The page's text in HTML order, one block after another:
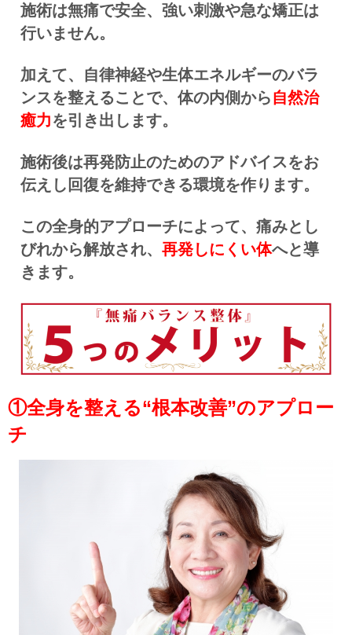
施術は無痛で安全、強い刺激や急な矯正は
行いません。
加えて、自律神経や生体エネルギーのバラ
ンスを整えることで、体の内側から自然治
癒力を引き出します。
施術後は再発防止のためのアドバイスをお
伝えし回復を維持できる環境を作ります。
この全身的アプローチによって、痛みとし
びれから解放され、 再発しにくい体へと導
きます。
①全身を整える“根本改善”のアプロー
チ